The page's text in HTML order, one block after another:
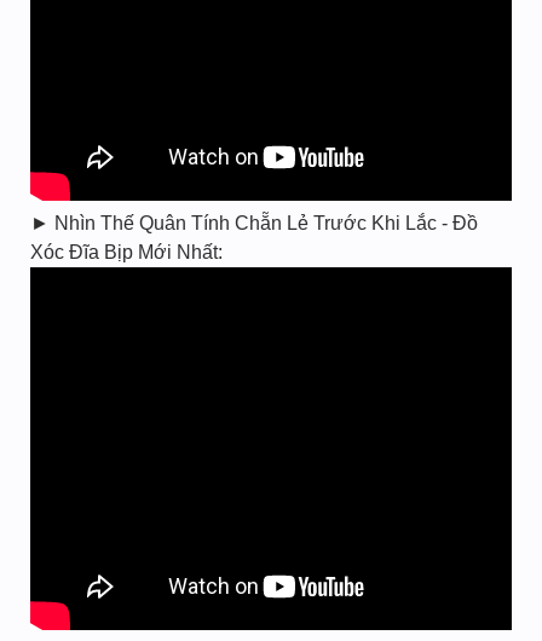
► Nhìn Thế Quân Tính Chẵn Lẻ Trước Khi Lắc - Đồ
Xóc Đĩa Bịp Mới Nhất: